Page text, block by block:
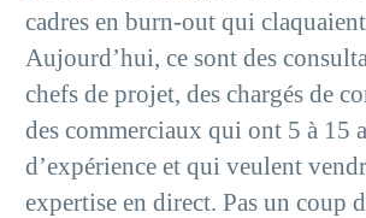
cadres en burn-out qui
Aujourd’hui, ce sont des
chefs de projet, des chargés de
des commerciaux qui ont 5 à 15
d’expérience et qui veulent
expertise en direct. Pas un coup